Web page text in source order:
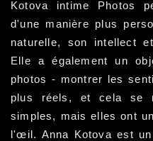
Kotova intime Photos
d'une manière plus
naturelle, son intellect
Elle a également un
photos - montrer les
plus réels, et cela se
simples, mais elles ont
l'œil. Anna Kotova est